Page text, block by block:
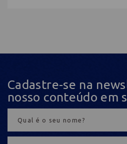
Cadastre-se na
nosso conteúdo em